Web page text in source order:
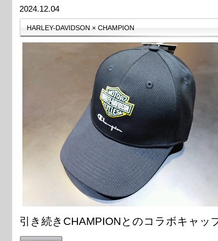
2024.12.04
HARLEY-DAVIDSON × CHAMPION
引き続きCHAMPIONとのコラボキャッ